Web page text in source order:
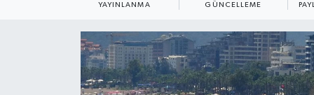
YAYINLANMA GÜNCELLEME
SİYASET
SAĞLIK
Haber Arşivi